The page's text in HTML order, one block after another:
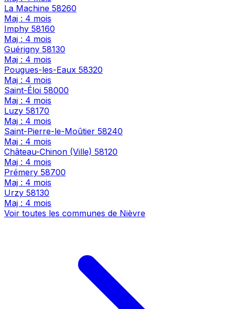
La Machine 58260
Maj : 4 mois
Imphy 58160
Maj : 4 mois
Guérigny 58130
Maj : 4 mois
Pougues-les-Eaux 58320
Maj : 4 mois
Saint-Éloi 58000
Maj : 4 mois
Luzy 58170
Maj : 4 mois
Saint-Pierre-le-Moûtier 58240
Maj : 4 mois
Château-Chinon (Ville) 58120
Maj : 4 mois
Prémery 58700
Maj : 4 mois
Urzy 58130
Maj : 4 mois
Voir toutes les communes de Nièvre